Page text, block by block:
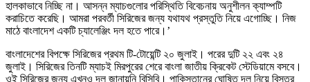
হালকাভাবে নিচ্ছি না। আসন্ন ম্যাচগুলোর পরিস্থিতি বিবেচনায় অনুশীলন ক্যাম্পটি
করাচিতে করেছি। আমরা পরবর্তী সিরিজের জন্য যথাযথ প্রস্তুতি নিয়ে এগোচ্ছি। নিজ
মাঠে বাংলাদেশ একটি চ্যালেঞ্জিং দল হতে পারে।’
বাংলাদেশের বিপক্ষে সিরিজের প্রথম টি-টোয়েন্টি ২০ জুলাই। পরের দুটি ২২ এবং ২৪
জুলাই। সিরিজের তিনটি ম্যাচই মিরপুরের শেরে বাংলা জাতীয় ক্রিকেট স্টেডিয়ামে বসবে।
ওই সিরিজের জন্য এখনও দল জানায়নি বিসিবি। পাকিস্তানের ঘোষিত দল নিয়ে বিস্তর